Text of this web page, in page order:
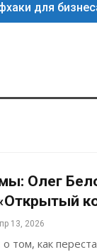
для
Олег
13, 2026
том, как